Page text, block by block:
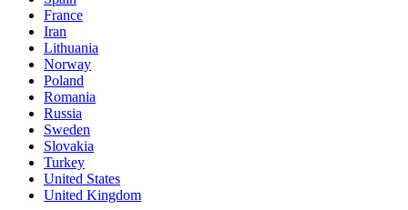
France
Iran
Lithuania
Norway
Poland
Romania
Russia
Sweden
Slovakia
Turkey
United States
United Kingdom